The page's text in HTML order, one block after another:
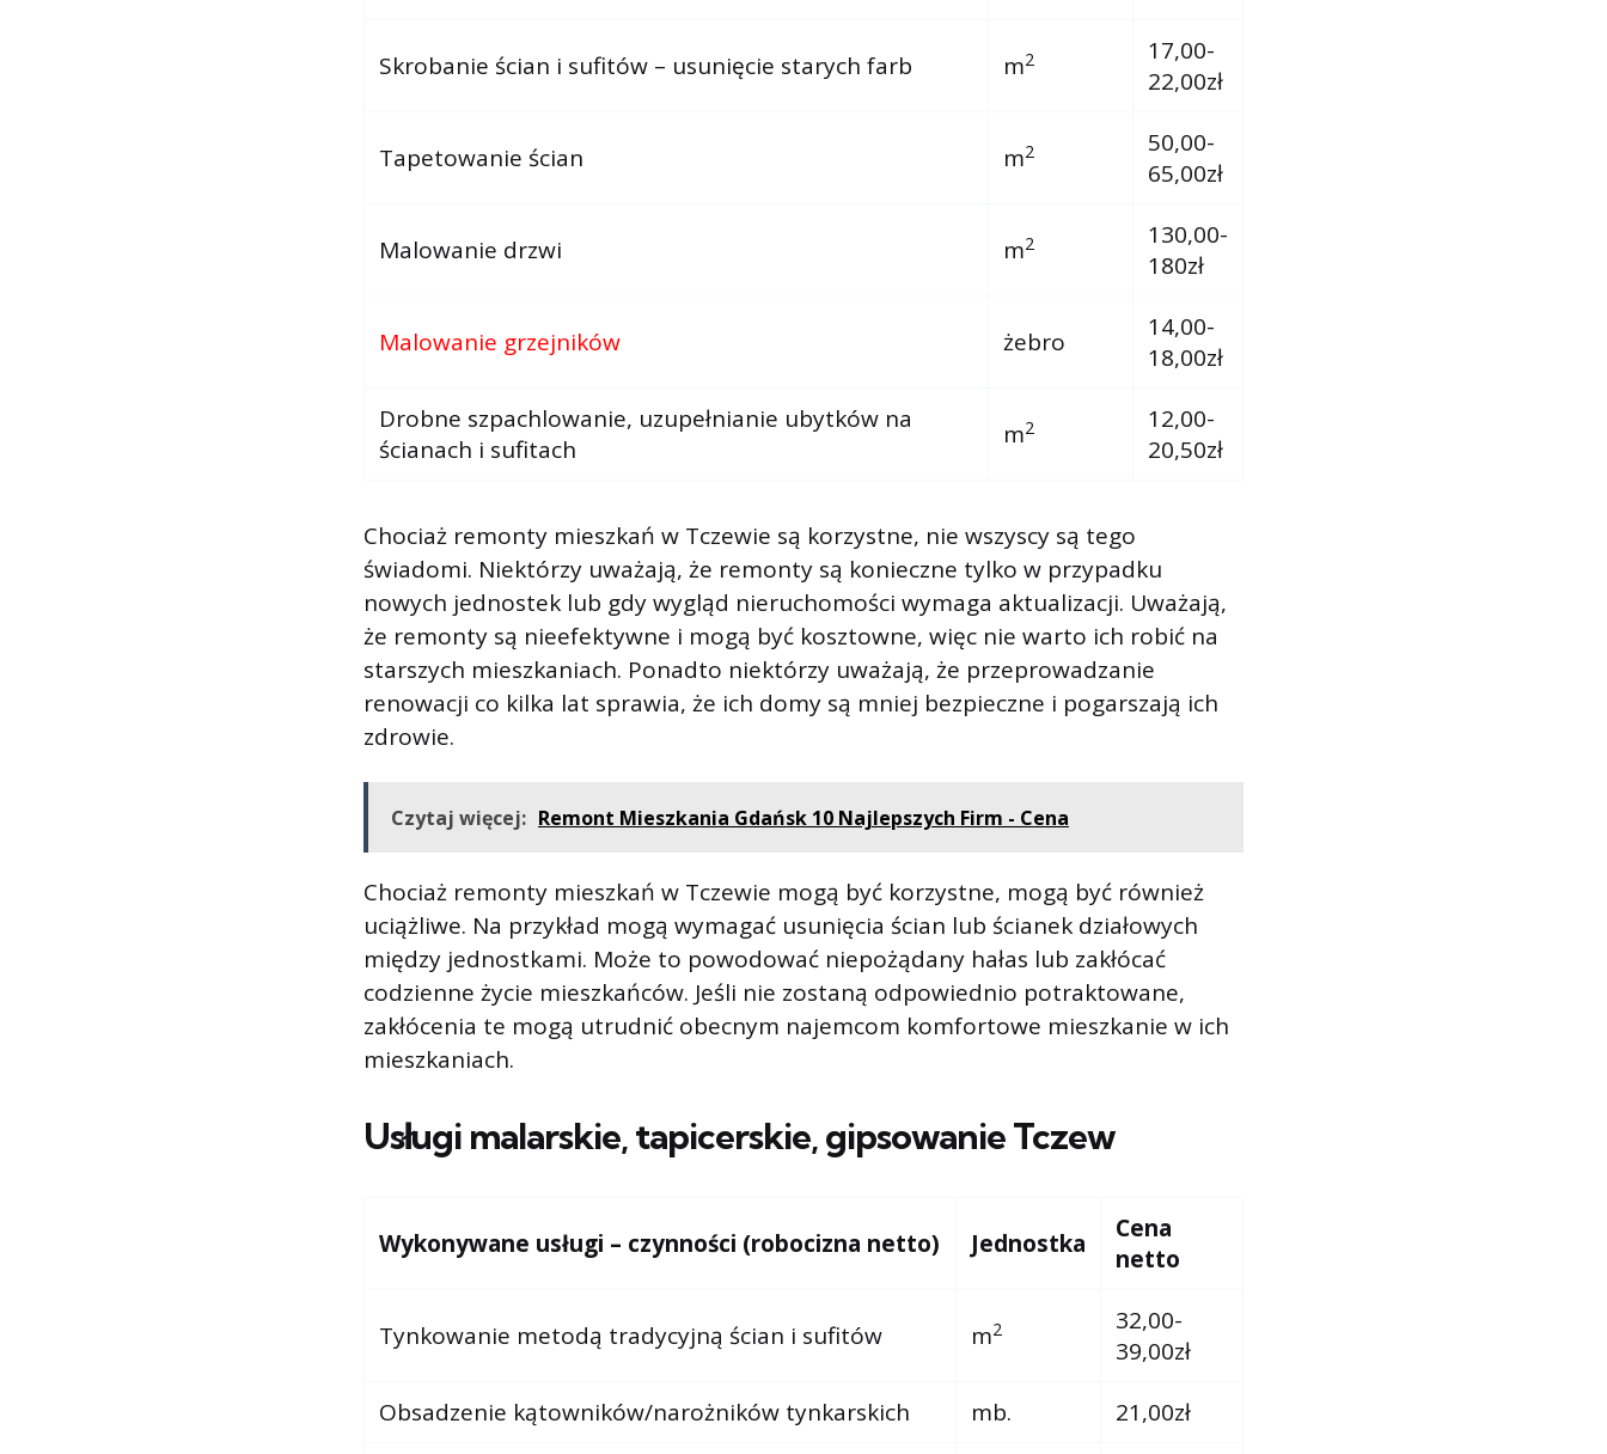
Skrobanie ścian i sufitów – usunięcie starych farb m2
17,00-
22,00zł
Tapetowanie ścian m2
50,00-
65,00zł
Malowanie drzwi m2
130,00-
180zł
Malowanie grzejników żebro
14,00-
18,00zł
Drobne szpachlowanie, uzupełnianie ubytków na
ścianach i sufitach
m2
12,00-
20,50zł
Chociaż remonty mieszkań w Tczewie są korzystne, nie wszyscy są tego
świadomi. Niektórzy uważają, że remonty są konieczne tylko w przypadku
nowych jednostek lub gdy wygląd nieruchomości wymaga aktualizacji. Uważają,
że remonty są nieefektywne i mogą być kosztowne, więc nie warto ich robić na
starszych mieszkaniach. Ponadto niektórzy uważają, że przeprowadzanie
renowacji co kilka lat sprawia, że ​​ich domy są mniej bezpieczne i pogarszają ich
zdrowie.
Czytaj więcej: Remont Mieszkania Gdańsk 10 Najlepszych Firm - Cena
Chociaż remonty mieszkań w Tczewie mogą być korzystne, mogą być również
uciążliwe. Na przykład mogą wymagać usunięcia ścian lub ścianek działowych
między jednostkami. Może to powodować niepożądany hałas lub zakłócać
codzienne życie mieszkańców. Jeśli nie zostaną odpowiednio potraktowane,
zakłócenia te mogą utrudnić obecnym najemcom komfortowe mieszkanie w ich
mieszkaniach.
Usługi malarskie, tapicerskie, gipsowanieTczew
Wykonywane usługi – czynności (robocizna netto) Jednostka
Cena
netto
Tynkowanie metodą tradycyjną ścian i sufitów m2
32,00-
39,00zł
Obsadzenie kątowników/narożników tynkarskich
mb. 21,00zł